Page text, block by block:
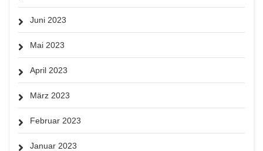
Juni 2023
Mai 2023
April 2023
März 2023
Februar 2023
Januar 2023